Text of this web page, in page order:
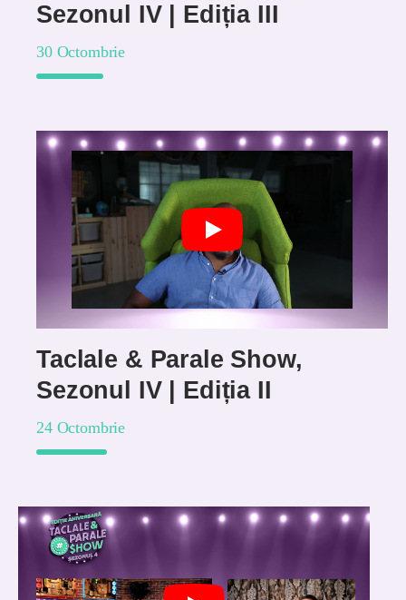
Sezonul IV | Ediția III
30 Octombrie
Taclale & Parale Show,
Sezonul IV | Ediția II
24 Octombrie